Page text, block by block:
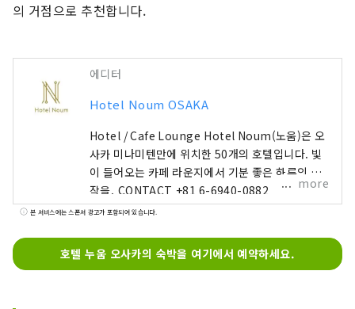
의 거점으로 추천합니다.
에디터
Hotel Noum OSAKA
Hotel / Cafe Lounge Hotel Noum(노움)은 오
사카 미나미텐만에 위치한 50개의 호텔입니다. 빛
이 들어오는 카페 라운지에서 기분 좋은 하루의 시
작을. CONTACT +81 6-6940-0882
noum.osaka@no-um.jp
more
본 서비스에는 스폰서 광고가 포함되어 있습니다.
호텔 누움 오사카의 숙박을 여기에서 예약하세요.